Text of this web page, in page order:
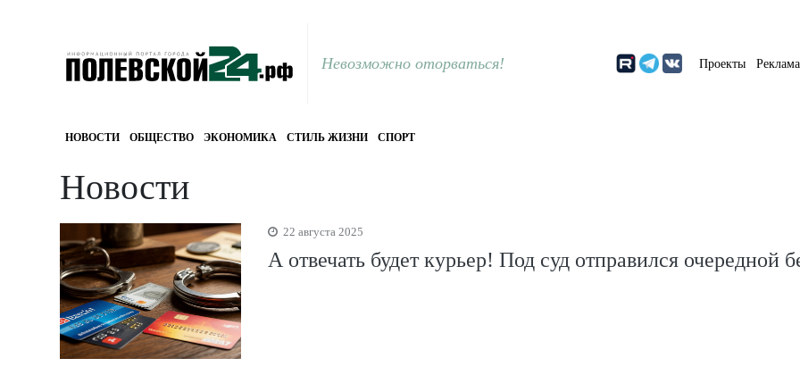
Невозможно оторваться! Проекты Реклама
НОВОСТИ ОБЩЕСТВО ЭКОНОМИКА СТИЛЬ ЖИЗНИ СПОРТ
Новости
22 августа 2025
А отвечать будет курьер! Под суд отправился очередной